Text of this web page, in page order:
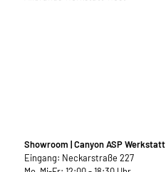
Showroom | Canyon ASP Werkstatt
Eingang: Neckarstraße 227